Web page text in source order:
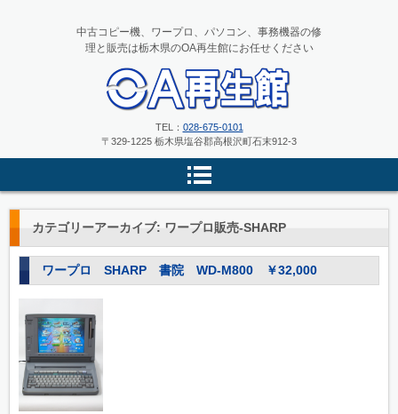
中古コピー機、ワープロ、パソコ
ンの修理と販売 栃木県のOA再
中古コピー機、ワープロ、パソコン、事務機器の修
理と販売は栃木県のOA再生館にお任せください
TEL： 028-675-0101
〒329-1225 栃木県塩谷郡高根沢町石末912-3
カテゴリーアーカイブ: ワープロ販売-SHARP
ワープロ SHARP 書院 WD-M800 ￥32,000